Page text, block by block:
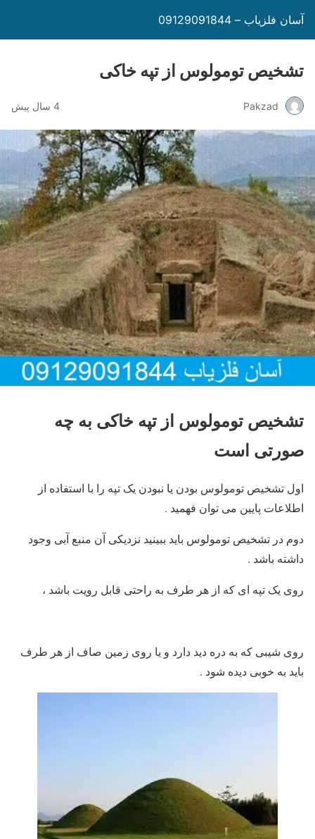
آسان فلزیاب – 09129091844
تشخیص تومولوس از تپه خاکی
Pakzad 4 سال پیش
تشخیص تومولوس از تپه خاکی به چه
صورتی است
اول تشخیص تومولوس بودن یا نبودن یک تپه را با استفاده از
اطلاعات پایین می توان فهمید .
دوم در تشخیص تومولوس باید ببینید نزدیکی آن منبع آبی وجود
داشته باشد .
روی یک تپه ای که از هر طرف به راحتی قابل رویت باشد ،
روی شیبی که به دره دید دارد و یا روی زمین صاف از هر طرف
باید به خوبی دیده شود .